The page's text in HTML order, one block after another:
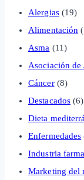
Alergias(19)
Alimentación
Asma (11)
Asociación de
Cáncer(8)
Destacados (6)
Dieta
Enfermedades
Industria
Marketing del